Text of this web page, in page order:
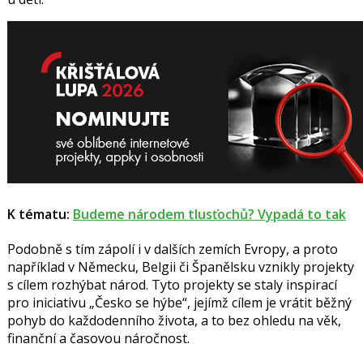
K tématu: Budeme národem tlusťochů? Vypadá to tak
Podobně s tím zápolí i v dalších zemích Evropy, a proto
například v Německu, Belgii či Španělsku vznikly projekty
s cílem rozhýbat národ. Tyto projekty se staly inspirací
pro iniciativu „Česko se hýbe“, jejímž cílem je vrátit běžný
pohyb do každodenního života, a to bez ohledu na věk,
finanční a časovou náročnost.